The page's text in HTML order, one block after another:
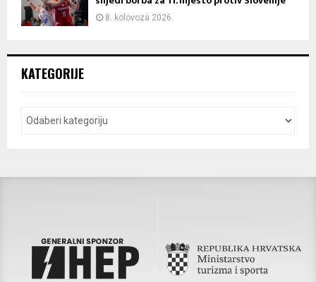
8. kolovoza 2026.
KATEGORIJE